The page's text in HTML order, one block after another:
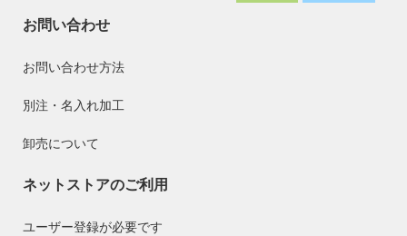
お問い合わせ
お問い合わせ方法
別注・名入れ加工
卸売について
ネットストアのご利用
ユーザー登録が必要です